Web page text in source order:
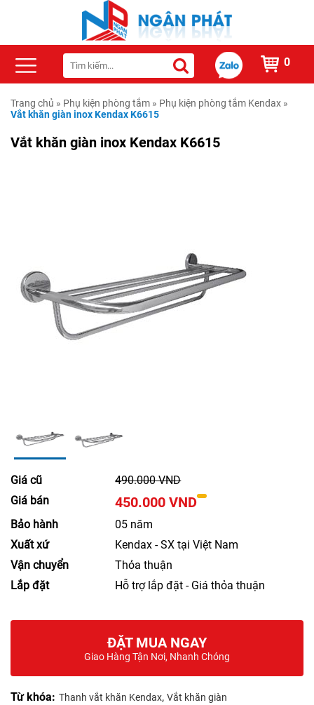
0
Trang chủ » Phụ kiện phòng tắm » Phụ kiện phòng tắm Kendax »
Vắt khăn giàn inox Kendax K6615
Vắt khăn giàn inox Kendax K6615
Giá cũ
490.000 VND
Giá bán
450.000 VND
Bảo hành
05 năm
Xuất xứ
Kendax - SX tại Việt Nam
Vận chuyển
Thỏa thuận
Lắp đặt
Hỗ trợ lắp đặt - Giá thỏa thuận
ĐẶT MUA NGAY
Giao Hàng Tận Nơi, Nhanh Chóng
Từ khóa: Thanh vắt khăn Kendax, Vắt khăn giàn